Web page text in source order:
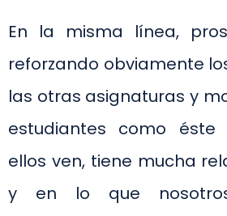
En la misma línea,
reforzando obviamente
las otras asignaturas y
estudiantes como éste
ellos ven, tiene mucha
y en lo que nosotros